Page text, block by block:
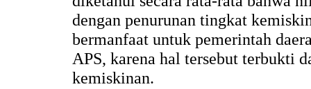
dengan penurunan tingkat
bermanfaat untuk pemerintah
APS, karena hal tersebut terbukti
kemiskinan.